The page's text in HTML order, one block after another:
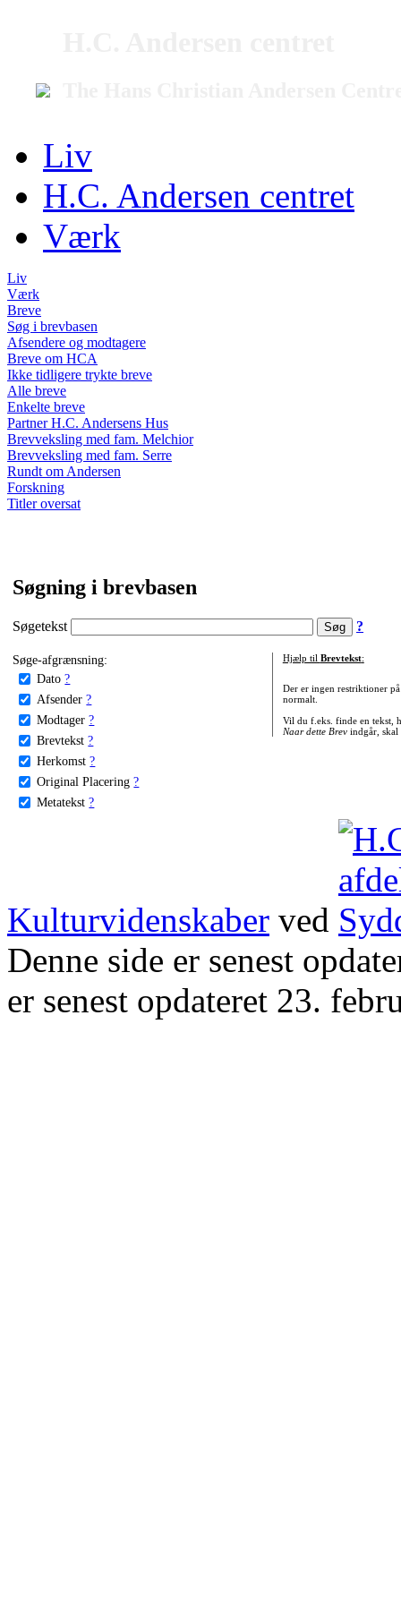
Liv
H.C. Andersen centret
Værk
Liv
Værk
Breve
Søg i brevbasen
Afsendere og modtagere
Breve om HCA
Ikke tidligere trykte breve
Alle breve
Enkelte breve
Partner H.C. Andersens Hus
Brevveksling med fam. Melchior
Brevveksling med fam. Serre
Rundt om Andersen
Forskning
Titler oversat
Søgning i brevbasen
Søgetekst ?
Søge-afgrænsning:
Dato ?
Afsender ?
Modtager ?
Brevtekst ?
Herkomst ?
Original Placering ?
Metatekst ?
Hjælp til Brevtekst:
Der er ingen restriktioner
normalt.
Vil du f.eks. finde en tekst,
Naar dette Brevindgår, skal
Kulturvidenskaber ved
Denne side er senest
er senest opdateret 23.